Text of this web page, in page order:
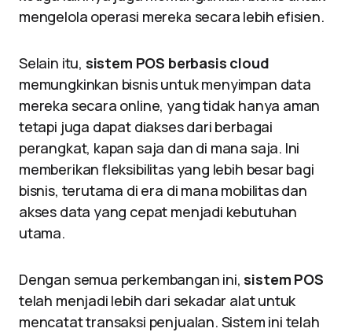
mengelola operasi mereka secara lebih efisien.
Selain itu, sistem POS berbasis cloud
memungkinkan bisnis untuk menyimpan data
mereka secara online, yang tidak hanya aman
tetapi juga dapat diakses dari berbagai
perangkat, kapan saja dan di mana saja. Ini
memberikan fleksibilitas yang lebih besar bagi
bisnis, terutama di era di mana mobilitas dan
akses data yang cepat menjadi kebutuhan
utama.
Dengan semua perkembangan ini, sistem POS
telah menjadi lebih dari sekadar alat untuk
mencatat transaksi penjualan. Sistem ini telah